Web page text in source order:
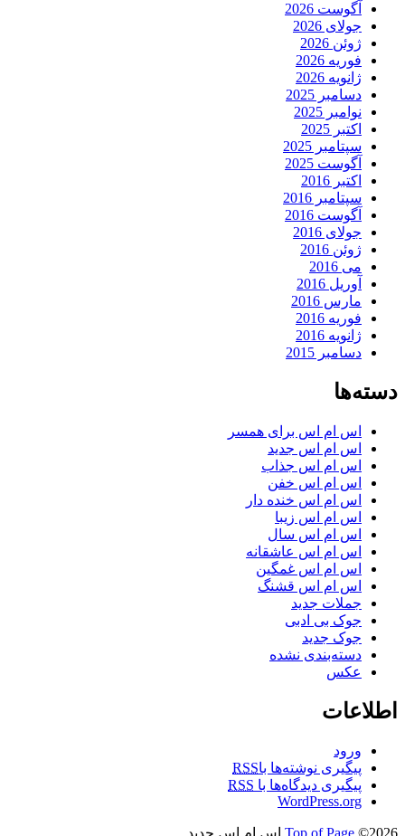
آگوست 2026
جولای 2026
ژوئن 2026
فوریه 2026
ژانویه 2026
دسامبر 2025
نوامبر 2025
اکتبر 2025
سپتامبر 2025
آگوست 2025
اکتبر 2016
سپتامبر 2016
آگوست 2016
جولای 2016
ژوئن 2016
می 2016
آوریل 2016
مارس 2016
فوریه 2016
ژانویه 2016
دسامبر 2015
دسته‌ها
اس ام اس برای همسر
اس ام اس جدید
اس ام اس جذاب
اس ام اس خفن
اس ام اس خنده دار
اس ام اس زیبا
اس ام اس سال
اس ام اس عاشقانه
اس ام اس غمگین
اس ام اس قشنگ
جملات جدید
جوک بی ادبی
جوک جدید
دسته‌بندی نشده
عکس
اطلاعات
ورود
پیگیری نوشته‌ها باRSS
پیگیری دیدگاه‌ها با RSS
WordPress.org
Top of Page ©2026 اس ام اس جدید